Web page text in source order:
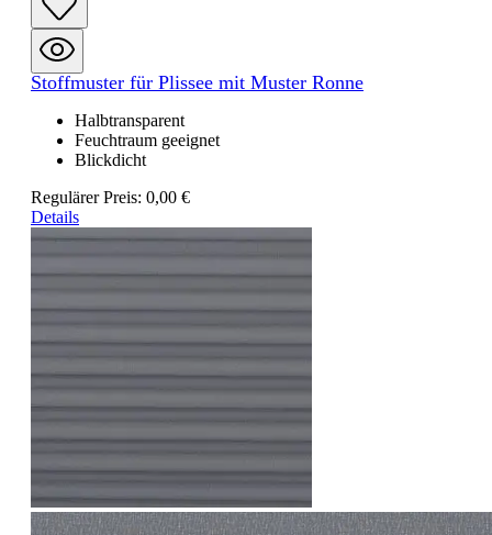
Stoffmuster für Plissee mit Muster Ronne
Halbtransparent
Feuchtraum geeignet
Blickdicht
Regulärer Preis: 0,00 €
Details